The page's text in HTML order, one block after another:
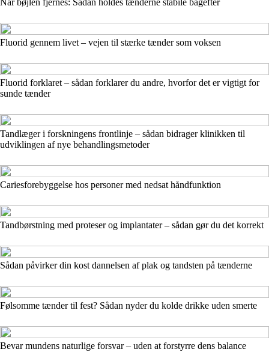
Når bøjlen fjernes: Sådan holdes tænderne stabile bagefter
Fluorid gennem livet – vejen til stærke tænder som voksen
Fluorid forklaret – sådan forklarer du andre, hvorfor det er vigtigt for
sunde tænder
Tandlæger i forskningens frontlinje – sådan bidrager klinikken til
udviklingen af nye behandlingsmetoder
Cariesforebyggelse hos personer med nedsat håndfunktion
Tandbørstning med proteser og implantater – sådan gør du det korrekt
Sådan påvirker din kost dannelsen af plak og tandsten på tænderne
Følsomme tænder til fest? Sådan nyder du kolde drikke uden smerte
Bevar mundens naturlige forsvar – uden at forstyrre dens balance